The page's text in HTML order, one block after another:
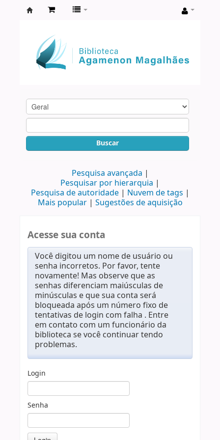
Agamenon
Magalhães
Buscar
Pesquisa avançada
Pesquisar por hierarquia
Pesquisa de autoridade
Nuvem de tags
Mais popular
Sugestões de aquisição
Acesse sua conta
Você digitou um nome de usuário ou
senha incorretos. Por favor, tente
novamente! Mas observe que as
senhas diferenciam maiúsculas de
minúsculas e que sua conta será
bloqueada após um número fixo de
tentativas de login com falha . Entre
em contato com um funcionário da
biblioteca se você continuar tendo
problemas.
Login
Senha